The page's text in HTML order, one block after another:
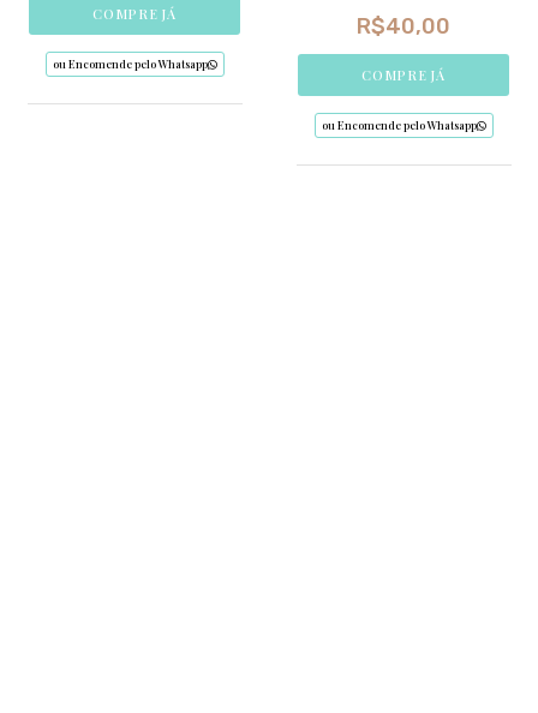
COMPRE JÁ
ou Encomende pelo Whatsapp
R$40,00
COMPRE JÁ
ou Encomende pelo Whatsapp